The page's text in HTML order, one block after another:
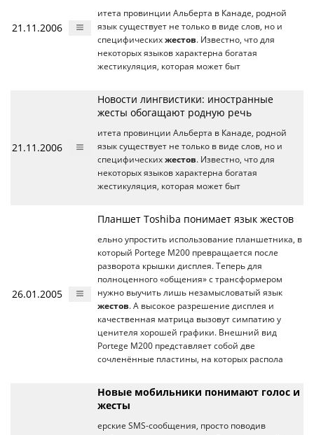
21.11.2006
итета провинции Альберта в Канаде, родной
язык существует не только в виде слов, но и
специфических жестов. Известно, что для
некоторых языков характерна богатая
жестикуляция, которая может быт
21.11.2006
Новости лингвистики: иностранные
жесты обогащают родную речь
итета провинции Альберта в Канаде, родной
язык существует не только в виде слов, но и
специфических жестов. Известно, что для
некоторых языков характерна богатая
жестикуляция, которая может быт
26.01.2005
Планшет Toshiba понимает язык жестов
ельно упростить использование планшетника, в
который Portege M200 превращается после
разворота крышки дисплея. Теперь для
полноценного «общения» с трансформером
нужно выучить лишь незамысловатый язык
жестов. А высокое разрешение дисплея и
качественная матрица вызовут симпатию у
ценителя хорошей графики. Внешний вид
Portege M200 представляет собой две
сочленённые пластины, на которых распола
Новые мобильники понимают голос и
жесты
ерские SMS-сообщения, просто поводив